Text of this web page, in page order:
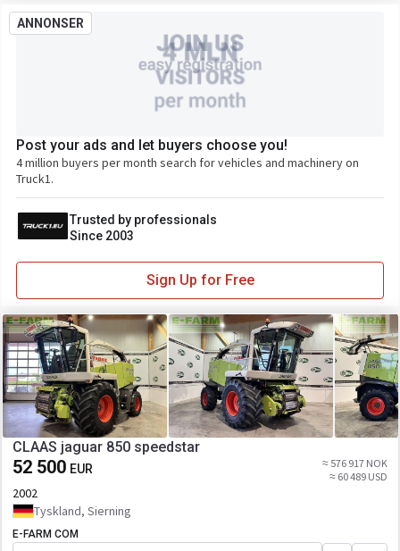
ANNONSER
Post your ads and let buyers choose you!
4 million buyers per month search for vehicles and machinery on
Truck1.
Trusted by professionals
Since 2003
Sign Up for Free
CLAAS jaguar 850 speedstar
52 500 EUR
≈ 576 917 NOK
≈ 60 489 USD
2002
Tyskland, Sierning
E-FARM COM